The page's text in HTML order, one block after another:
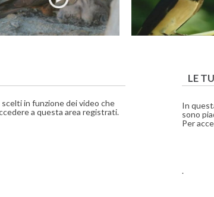
in funzione dei video che
a questa area registrati.
LE
In
sono
Per
.